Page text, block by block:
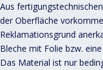
Aus
der Oberfläche
Reklamationsgrund
Bleche mit Folie bzw.
Das Material ist nur